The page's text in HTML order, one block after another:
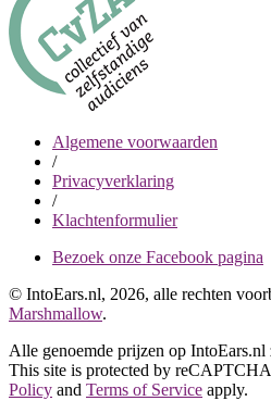
Algemene voorwaarden
/
Privacyverklaring
/
Klachtenformulier
Bezoek onze Facebook pagina
© IntoEars.nl, 2026, alle rechten
Marshmallow.
Alle genoemde prijzen op
This site is protected by
Policy and Terms of Service apply.